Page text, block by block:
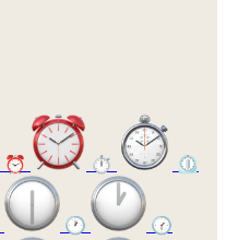
⏰ ⏱️ ⏲️
🕐 🕜